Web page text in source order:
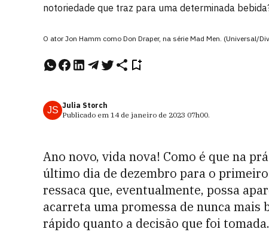
notoriedade que traz para uma determinada
O ator Jon Hamm como Don Draper, na série Mad Men. (Universal/
JS Julia Storch
Publicado em 14 de janeiro de 2023 07h00.
Ano novo, vida nova! Como é que na
último dia de dezembro para o
ressaca que, eventualmente, possa
acarreta uma promessa de nunca mais
rápido quanto a decisão que foi tomada.